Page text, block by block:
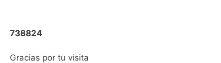
738824
Gracias por tu visita